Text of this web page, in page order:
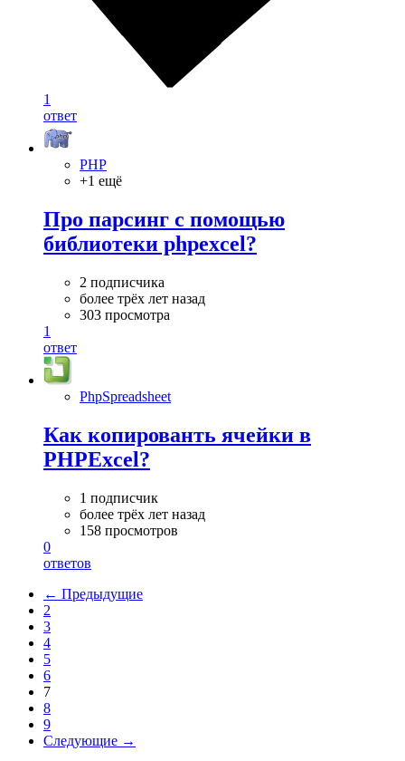
1
ответ
PHP
+1 ещё
Про парсинг с помощью
библиотеки phpexcel?
2 подписчика
более трёх лет назад
303 просмотра
1
ответ
PhpSpreadsheet
Как копированть ячейки в
PHPExcel?
1 подписчик
более трёх лет назад
158 просмотров
0
ответов
← Предыдущие
2
3
4
5
6
7
8
9
Следующие →